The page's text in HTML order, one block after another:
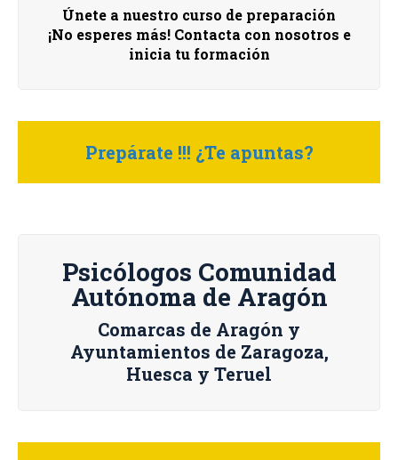
Únete a nuestro curso de preparación
¡No esperes más! Contacta con nosotros e
inicia tu formación
Prepárate !!! ¿Te apuntas?
Psicólogos Comunidad
Autónoma de Aragón
Comarcas de Aragón y
Ayuntamientos de Zaragoza,
Huesca y Teruel